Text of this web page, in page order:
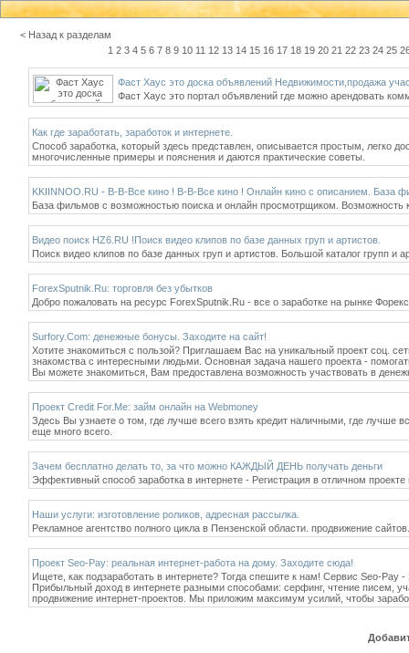
< Назад к разделам
1 2 3 4 5 6 7 8 9 10 11 12 13 14 15 16 17 18 19 20 21 22 23 24 25
Фаст Хаус это доска объявлений Недвижимости,продажа
Фаст Хаус это портал объявлений где можно арендовать
Как где заработать, заработок и интернете.
Способ заработка, который здесь представлен, описывается простым, легко
многочисленные примеры и пояснения и даются практические советы.
KKIINNOO.RU - В-В-Все кино ! В-В-Все кино ! Онлайн кино с описанием. База
База фильмов с возможностью поиска и онлайн просмотрщиком. Возможность
Видео поиск HZ6.RU !Поиск видео клипов по базе данных груп и артистов.
Поиск видео клипов по базе данных груп и артистов. Большой каталог групп и
ForexSputnik.Ru: торговля без убытков
Добро пожаловать на ресурс ForexSputnik.Ru - все о заработке на рынке
Surfory.Com: денежные бонусы. Заходите на сайт!
Хотите знакомиться с пользой? Приглашаем Вас на уникальный проект соц.
знакомства с интересными людьми. Основная задача нашего проекта -
Вы можете знакомиться, Вам предоставлена возможность участвовать в
Проект Credit For.Me: займ онлайн на Webmoney
Здесь Вы узнаете о том, где лучше всего взять кредит наличными, где лучше
еще много всего.
Зачем бесплатно делать то, за что можно КАЖДЫЙ ДЕНЬ получать деньги
Эффективный способ заработка в интернете - Регистрация в отличном
Наши услуги: изготовление роликов, адресная рассылка.
Рекламное агентство полного цикла в Пензенской области. продвижение
Проект Seo-Pay: реальная интернет-работа на дому. Заходите сюда!
Ищете, как подзаработать в интернете? Тогда спешите к нам! Сервис Seo-Pay
Прибыльный доход в интернете разными способами: серфинг, чтение писем,
продвижение интернет-проектов. Мы приложим максимум усилий, чтобы